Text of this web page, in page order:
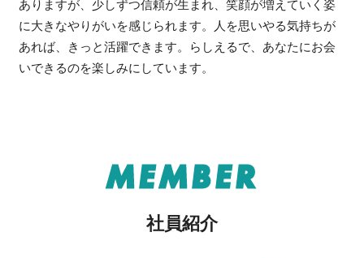
ありますが、少しずつ信頼が生まれ、笑顔が増えていく姿
に大きなやりがいを感じられます。人を思いやる気持ちが
あれば、きっと活躍できます。らしえるで、あなたにお会
いできるのを楽しみにしています。
MEMBER
社員紹介